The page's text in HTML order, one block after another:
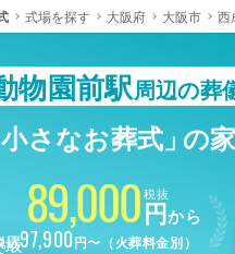
式場を探す 大阪府 大阪市 西
物園前駅周辺の葬
小さなお葬式」の
89,000 税抜
円から
込97,900円〜（火葬料金別）